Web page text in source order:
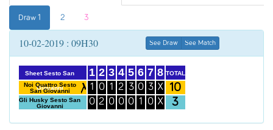
Draw 1 2 3
10-02-2019 : 09H30 See Draw See Match
Sheet Sesto San
Giovanni
Noi Quattro Sesto
San Giovanni
Gli Husky Sesto San
Giovanni
1
1
0
2
0
2
3
1
0
4
2
0
5
3
0
6
0
1
7
3
0
8
X
X
TOTAL
10
3